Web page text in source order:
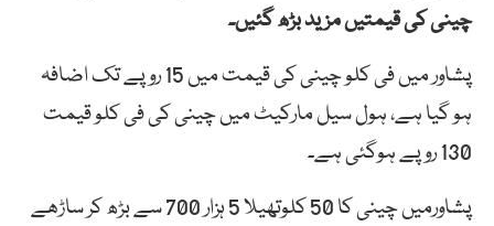
چینی کی قیمتیں مزید بڑھ گئیں۔
پشاور میں فی کلو چینی کی قیمت میں 15 روپے تک اضافہ
ہو گیا ہے، ہول سیل مارکیٹ میں چینی کی فی کلو قیمت
130 روپے ہوگئی ہے۔
پشاورمیں چینی کا 50 کلوتھیلا 5 ہزار 700 سے بڑھ کر ساڑھے